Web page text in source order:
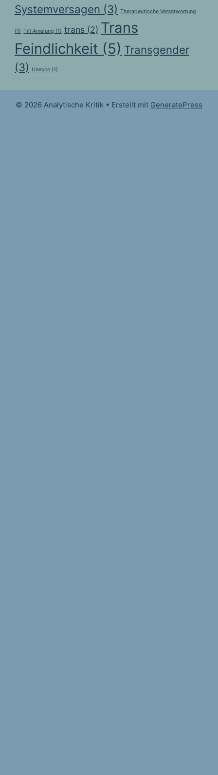
Systemversagen (3) Therapeutische Verantwortung
(1) Till Amelung (1) trans (2) Trans
Feindlichkeit (5) Transgender
(3)
Unesco (1)
© 2026 Analytische Kritik • Erstellt mit GeneratePress